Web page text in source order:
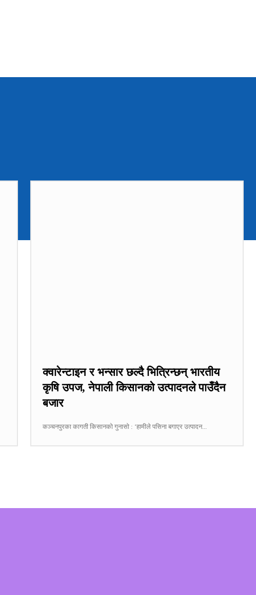
क्वारेन्टाइन र भन्सार छल्दै भित्रिन्छन् भारतीय
कृषि उपज, नेपाली किसानको उत्पादनले पाउँदैन
बजार
कञ्चनपुरका कागती किसानको गुनासो : ‘हामीले पसिना बगाएर उत्पादन...